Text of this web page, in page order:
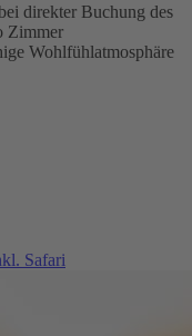
direkter Buchung des
Zimmer
Wohlfühlatmosphäre
Safari